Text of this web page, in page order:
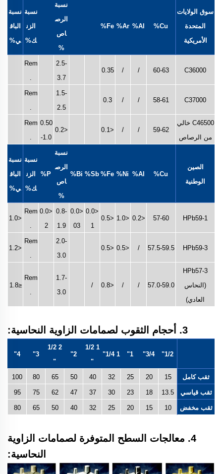
سوق الولايات
المتحدة
الأمريكية
Cu%
Al%
Ar%
Fe%
نسبة
الرص
اص
%
نسبة
الزن
ك%
نسبة
الباق
ي%
C36000
60-63
/
/
0.35
2.5-
3.7
Rem
C37000
58-61
/
/
0.3
1.5-
2.5
Rem
C46500 خالي
من الرصاص
59-62
/
/
<0.1
<0.2
0.50
-1.0
Rem
الصين
الوطنية
Cu%
Al%
Ni%
Fe%
Sb%
Bi%
نسبة
الرص
اص
%
P%
نسبة
الزن
ك%
نسبة
الباق
ي%
HPb59-1
57-60
<0.2
<1.0
<0.5
<0.0
1
<0.0
03
0.8-
1.9
<0.0
2
Rem
<1.0
HPb59-3
57.5-59.5
/
<0.5
<0.5
2.0-
3.0
Rem
<1.2
HPb57-3
(النحاس
العادي)
57.0-59.0
/
/
<0.8
/
1.7-
3.0
Rem
≤1.8
3. أحجام الثقوب لصمامات الزاوية النحاسية:
1/2"
3/4"
1"
1 1/4"
1 1/2
"
2"
2 1/2
"
3"
4"
ثقب كامل 15
20
25
32
40
50
65
80
100
ثقب قياسي 13.5
18
23
30
37
47
62
75
95
ثقب مخفض 10
15
20
25
32
40
50
65
80
4. معالجات السطح المتوفرة لصمامات الزاوية
النحاسية: